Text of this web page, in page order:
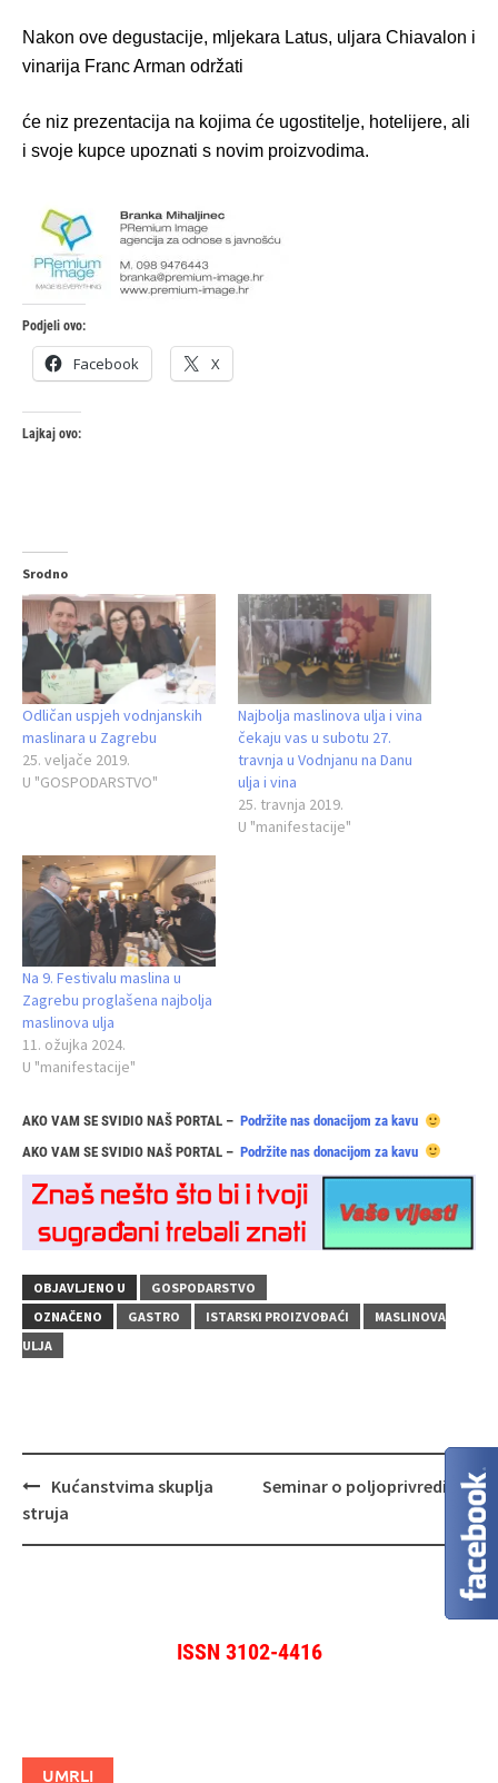
Nakon ove degustacije, mljekara Latus, uljara Chiavalon i
vinarija Franc Arman održati
će niz prezentacija na kojima će ugostitelje, hotelijere, ali
i svoje kupce upoznati s novim proizvodima.
Podjeli ovo:
Facebook X
Lajkaj ovo:
Srodno
Odličan uspjeh vodnjanskih
maslinara u Zagrebu
25. veljače 2019.
U "GOSPODARSTVO"
Najbolja maslinova ulja i vina
čekaju vas u subotu 27.
travnja u Vodnjanu na Danu
ulja i vina
25. travnja 2019.
U "manifestacije"
Na 9. Festivalu maslina u
Zagrebu proglašena najbolja
maslinova ulja
11. ožujka 2024.
U "manifestacije"
AKO VAM SE SVIDIO NAŠ PORTAL – Podržite nas donacijom za kavu
AKO VAM SE SVIDIO NAŠ PORTAL – Podržite nas donacijom za kavu
OBJAVLJENO U
GOSPODARSTVO
OZNAČENO
GASTRO ISTARSKI PROIZVOĐAĆI
MASLINOVA
ULJA
Navigacija
objava
Kućanstvima skuplja
struja
Seminar o poljoprivredi
ISSN 3102-4416
UMRLI